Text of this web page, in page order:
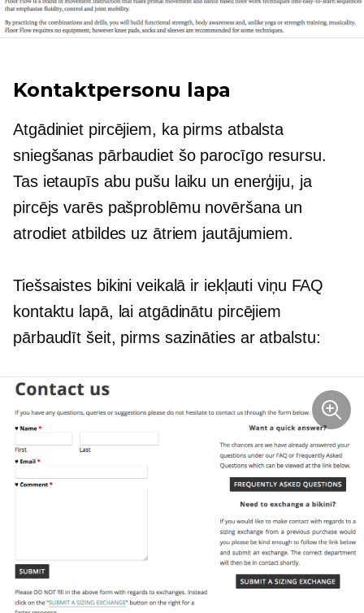
Kontaktpersonu lapa
Atgādiniet pircējiem, ka pirms atbalsta
sniegšanas pārbaudiet šo parocīgo resursu.
Tas ietaupīs abu pušu laiku un enerģiju, ja
pircējs varēs pašproblēmu novēršanaun
atrodiet atbildes uz ātriem jautājumiem.
Tiešsaistes bikini veikalā ir iekļauti viņu FAQ
kontaktu lapā, lai atgādinātu pircējiem
pārbaudīt šeit, pirms sazināties ar atbalstu: